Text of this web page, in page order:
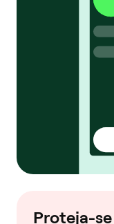
Proteja-